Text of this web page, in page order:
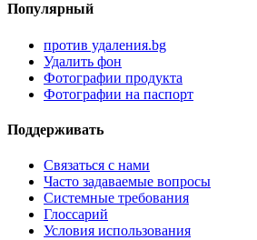
Популярный
против удаления.bg
Удалить фон
Фотографии продукта
Фотографии на паспорт
Поддерживать
Связаться с нами
Часто задаваемые вопросы
Системные требования
Глоссарий
Условия использования